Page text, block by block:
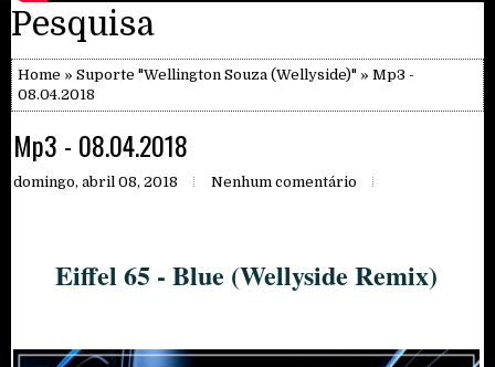
Pesquisa
Home » Suporte "Wellington Souza (Wellyside)" » Mp3 -
08.04.2018
Mp3 - 08.04.2018
domingo, abril 08, 2018 Nenhum comentário
Eiffel 65 - Blue (Wellyside Remix)